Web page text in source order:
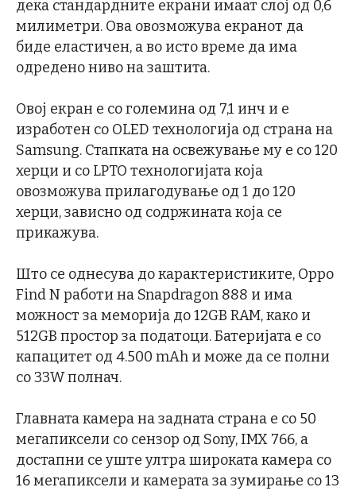
дека стандардните екрани имаат слој од 0,6
милиметри. Ова овозможува екранот да
биде еластичен, а во исто време да има
одредено ниво на заштита.
Овој екран е со големина од 7,1 инч и е
изработен со OLED технологија од страна на
Samsung. Стапката на освежување му е со 120
херци и со LPTO технологијата која
овозможува прилагодување од 1 до 120
херци, зависно од содржината која се
прикажува.
Што се однесува до карактеристиките, Oppo
Find N работи на Snapdragon 888 и има
можност за меморија до 12GB RAM, како и
512GB простор за податоци. Батеријата е со
капацитет од 4.500 mAh и може да се полни
со 33W полнач.
Главната камера на задната страна е со 50
мегапиксели со сензор од Sony, IMX 766, а
достапни се уште ултра широката камера со
16 мегапиксели и камерата за зумирање со 13